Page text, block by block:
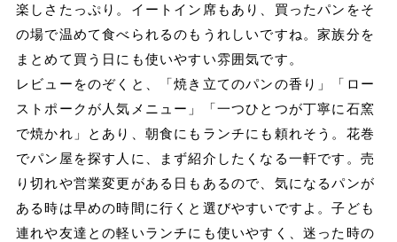
楽しさたっぷり。イートイン席もあり、買ったパンをそ
の場で温めて食べられるのもうれしいですね。家族分を
まとめて買う日にも使いやすい雰囲気です。
レビューをのぞくと、「焼き立てのパンの香り」「ロー
ストポークが人気メニュー」「一つひとつが丁寧に石窯
で焼かれ」とあり、朝食にもランチにも頼れそう。花巻
でパン屋を探す人に、まず紹介したくなる一軒です。売
り切れや営業変更がある日もあるので、気になるパンが
ある時は早めの時間に行くと選びやすいですよ。子ども
連れや友達との軽いランチにも使いやすく、迷った時の